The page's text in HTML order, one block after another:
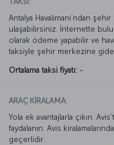
Antalya Havalimanı’ndan
ulaşabilirsiniz. İnternette
olarak ödeme yapabilir ve
taksiyle şehir merkezine
Ortalama taksi fiyatı: -
ARAÇ KİRALAMA:
Yola ek avantajlarla çıkın.
faydalanın. Avis
geçerlidir.